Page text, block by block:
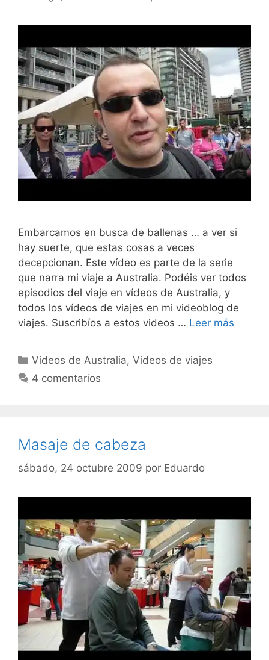
Embarcamos en busca de ballenas … a ver si
hay suerte, que estas cosas a veces
decepcionan. Este vídeo es parte de la serie
que narra mi viaje a Australia. Podéis ver todos
episodios del viaje en vídeos de Australia, y
todos los vídeos de viajes en mi videoblog de
viajes. Suscribíos a estos videos … Leer más
Categorías
Videos de Australia,Videos de viajes
4 comentarios
Masaje de cabeza
sábado, 24 octubre 2009 por Eduardo